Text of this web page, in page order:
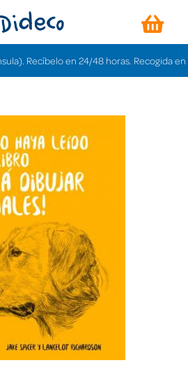
en 24/48 horas. Recogida en